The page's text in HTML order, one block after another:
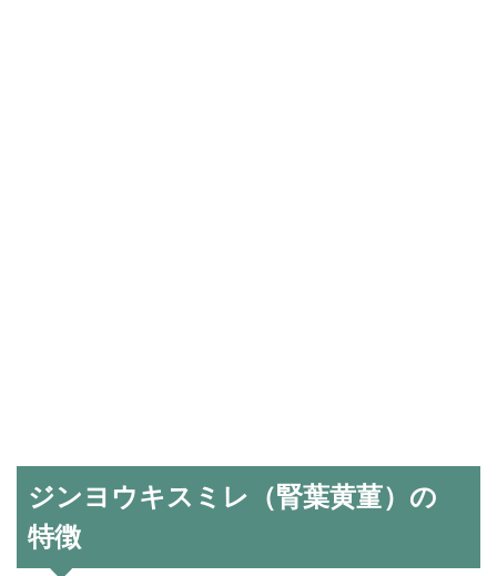
ジンヨウキスミレ（腎葉黄菫）の
特徴